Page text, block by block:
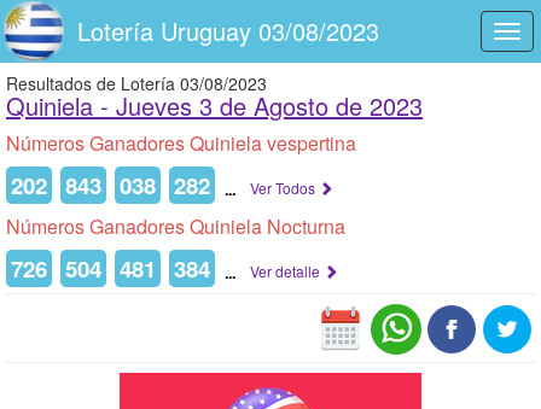
Lotería Uruguay 03/08/2023
Resultados de Lotería 03/08/2023
Quiniela - Jueves 3 de Agosto de 2023
Números Ganadores Quiniela vespertina
202 843 038 282 ... Ver Todos
Números Ganadores Quiniela Nocturna
726 504 481 384 ... Ver detalle